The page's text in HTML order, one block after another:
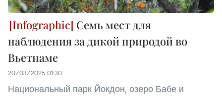
Семь мест для
наблюдения за дикой природой во
Вьетнаме
20/03/2025 01:30
Национальный парк Йокдон, озеро Бабе и